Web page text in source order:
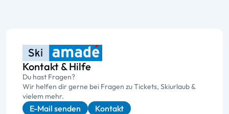
Kontakt & Hilfe
Du hast Fragen?
Wir helfen dir gerne bei Fragen zu Tickets, Skiurlaub &
vielem mehr.
E-Mail senden Kontakt